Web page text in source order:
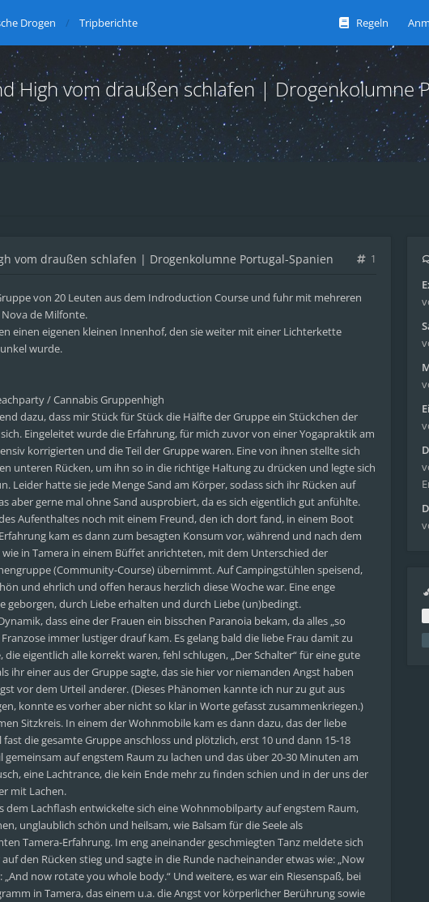
Regeln
Drogen Tripberichte
High vom draußen schlafen | Drogenkolumne
vom draußen schlafen | Drogenkolumne Portugal-Spanien 1
von 20 Leuten aus dem Indroduction Course und fuhr mit mehreren
de Milfonte.
einen eigenen kleinen Innenhof, den sie weiter mit einer Lichterkette
wurde.
/ Cannabis Gruppenhigh
dazu, dass mir Stück für Stück die Hälfte der Gruppe ein Stückchen der
Eingeleitet wurde die Erfahrung, für mich zuvor von einer Yogapraktik am
korrigierten und die Teil der Gruppe waren. Eine von ihnen stellte sich
unteren Rücken, um ihn so in die richtige Haltung zu drücken und legte sich
Leider hatte sie jede Menge Sand am Körper, sodass sich ihr Rücken auf
aber gerne mal ohne Sand ausprobiert, da es sich eigentlich gut anfühlte.
Aufenthaltes noch mit einem Freund, den ich dort fand, in einem Boot
kam es dann zum besagten Konsum vor, während und nach dem
in Tamera in einem Büffet anrichteten, mit dem Unterschied der
(Community-Course) übernimmt. Auf Campingstühlen speisend,
und ehrlich und offen heraus herzlich diese Woche war. Eine enge
geborgen, durch Liebe erhalten und durch Liebe (un)bedingt.
dass eine der Frauen ein bisschen Paranoia bekam, da alles „so
immer lustiger drauf kam. Es gelang bald die liebe Frau damit zu
eigentlich alle korrekt waren, fehl schlugen, „Der Schalter“ für eine gute
ihr einer aus der Gruppe sagte, das sie hier vor niemanden Angst haben
vor dem Urteil anderer. (Dieses Phänomen kannte ich nur zu gut aus
konnte es vorher aber nicht so klar in Worte gefasst zusammenkriegen.)
Sitzkreis. In einem der Wohnmobile kam es dann dazu, das der liebe
die gesamte Gruppe anschloss und plötzlich, erst 10 und dann 15-18
auf engstem Raum zu lachen und das über 20-30 Minuten am
eine Lachtrance, die kein Ende mehr zu finden schien und in der uns der
mit Lachen.
Lachflash entwickelte sich eine Wohnmobilparty auf engstem Raum,
unglaublich schön und heilsam, wie Balsam für die Seele als
Tamera-Erfahrung. Im eng aneinander geschmiegten Tanz meldete sich
den Rücken stieg und sagte in die Runde nacheinander etwas wie: „Now
now rotate you whole body.“ Und weitere, es war ein Riesenspaß, bei
in Tamera, das einem u.a. die Angst vor körperlicher Berührung sowie